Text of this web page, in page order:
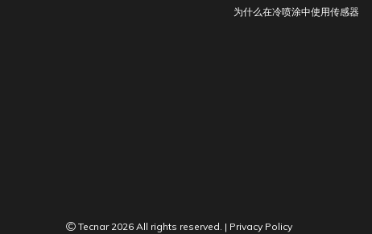
为什么在冷喷涂中使用传感器
Tecnar 2026 All rights reserved. | Privacy Policy